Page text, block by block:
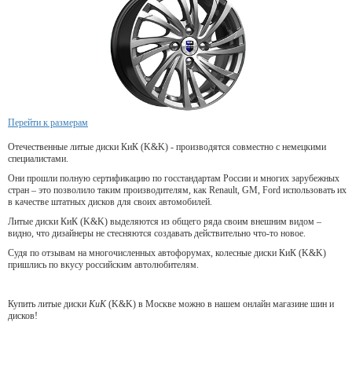
Перейти к размерам
Отечественные литые диски КиК (K&K) - производятся совместно с немецкими
специалистами.
Они прошли полную сертификацию по госстандартам России и многих зарубежных
стран – это позволило таким производителям, как Renault, GM, Ford использовать их
в качестве штатных дисков для своих автомобилей.
Литые диски КиК (K&K) выделяются из общего ряда своим внешним видом –
видно, что дизайнеры не стесняются создавать действительно что-то новое.
Судя по отзывам на многочисленных автофорумах, колесные диски КиК (K&K)
пришлись по вкусу российским автолюбителям.
Купить литые диски КиК(K&K) в Москве можно в нашем онлайн магазине шин и
дисков!